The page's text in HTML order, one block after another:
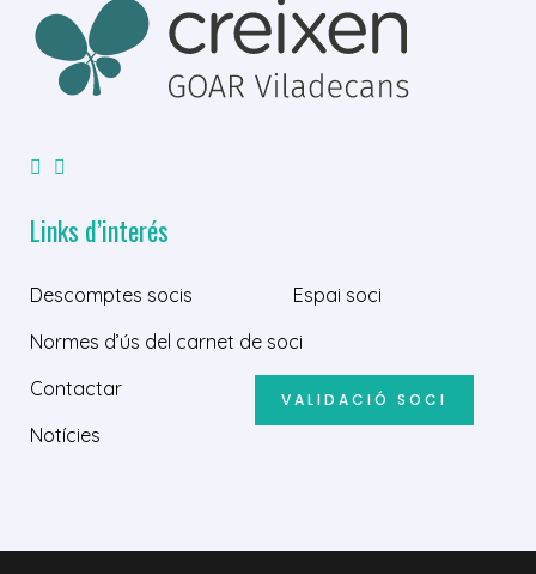
Links d’interés
Descomptes socis
Espai soci
Normes d’ús del carnet de soci
Contactar
Notícies
VALIDACIÓ SOCI